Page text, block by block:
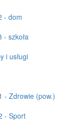
- dom
- szkoła
i usługi
- Zdrowie (pow.)
- Sport